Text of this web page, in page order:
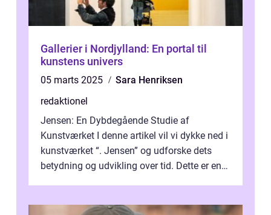
Gallerier i Nordjylland: En portal til
kunstens univers
05 marts 2025
Sara Henriksen
redaktionel
Jensen: En Dybdegående Studie af
Kunstværket I denne artikel vil vi dykke ned i
kunstværket “. Jensen” og udforske dets
betydning og udvikling over tid. Dette er en